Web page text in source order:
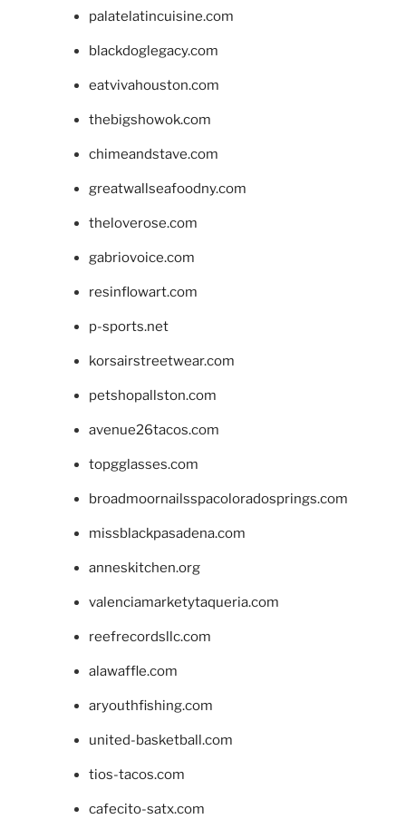
palatelatincuisine.com
blackdoglegacy.com
eatvivahouston.com
thebigshowok.com
chimeandstave.com
greatwallseafoodny.com
theloverose.com
gabriovoice.com
resinflowart.com
p-sports.net
korsairstreetwear.com
petshopallston.com
avenue26tacos.com
topgglasses.com
broadmoornailsspacoloradosprings.com
missblackpasadena.com
anneskitchen.org
valenciamarketytaqueria.com
reefrecordsllc.com
alawaffle.com
aryouthfishing.com
united-basketball.com
tios-tacos.com
cafecito-satx.com